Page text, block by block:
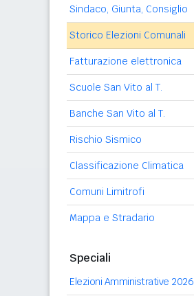
Sindaco, Giunta, Consiglio
Storico Elezioni Comunali
Fatturazione elettronica
Scuole San Vito al T.
Banche San Vito al T.
Rischio Sismico
Classificazione Climatica
Comuni Limitrofi
Mappa e Stradario
Speciali
Elezioni Amministrative 2026